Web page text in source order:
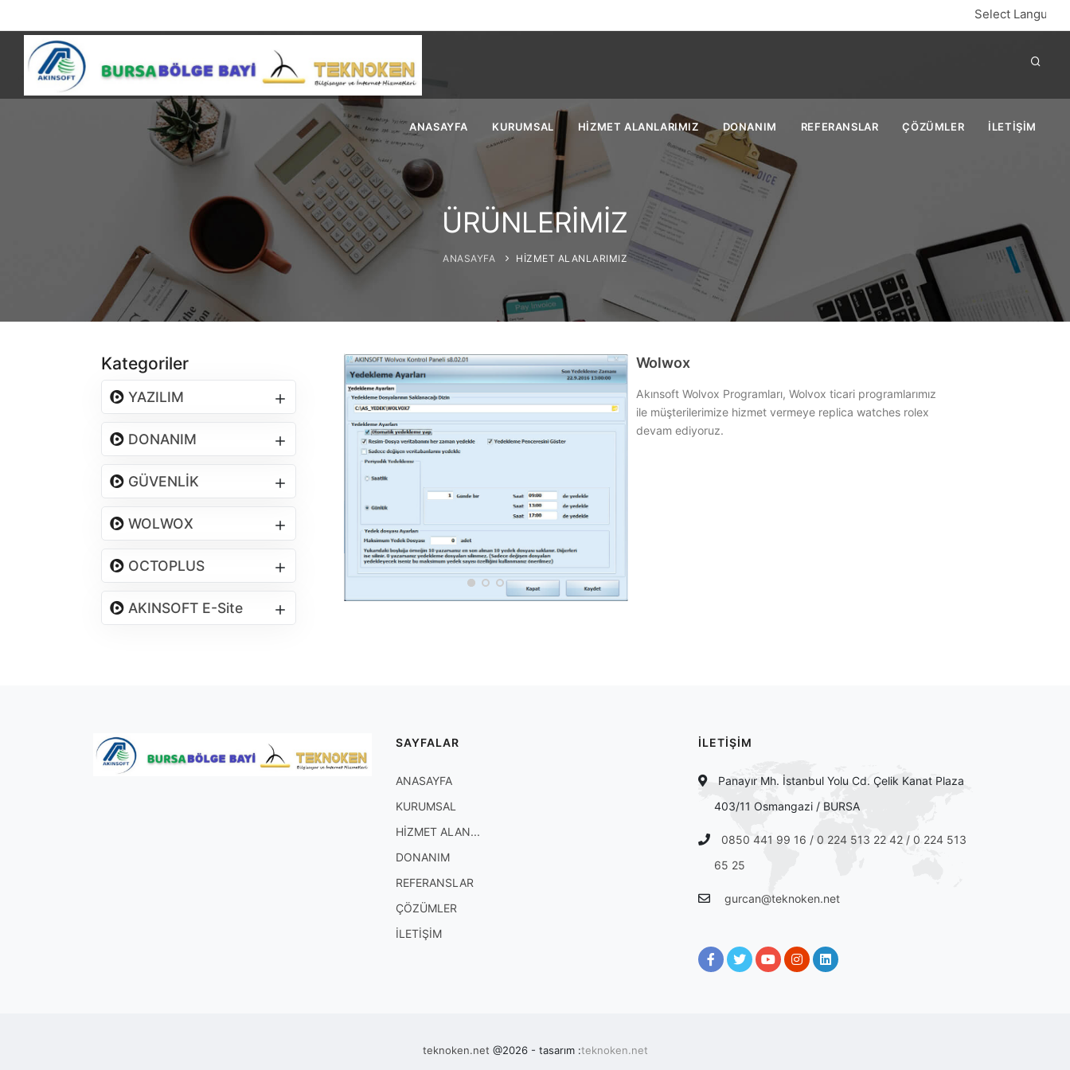
Select Language
ANASAYFA KURUMSAL HİZMET ALANLARIMIZ DONANIM REFERANSLAR ÇÖZÜMLER İLETİŞİM
ÜRÜNLERİMİZ
ANASAYFA HİZMET ALANLARIMIZ
Wolwox
Akınsoft Wolvox Programları, Wolvox ticari programlarımız
ile müşterilerimize hizmet vermeye replica watches rolex
devam ediyoruz.
Kategoriler
YAZILIM
DONANIM
GÜVENLİK
WOLWOX
OCTOPLUS
AKINSOFT E-Site
SAYFALAR
ANASAYFA
KURUMSAL
HİZMET ALAN...
DONANIM
REFERANSLAR
ÇÖZÜMLER
İLETİŞİM
İLETİŞİM
Panayır Mh. İstanbul Yolu Cd. Çelik Kanat Plaza
403/11 Osmangazi / BURSA
0850 441 99 16 / 0 224 513 22 42 / 0 224 513
65 25
gurcan@teknoken.net
teknoken.net @2026 - tasarım :teknoken.net